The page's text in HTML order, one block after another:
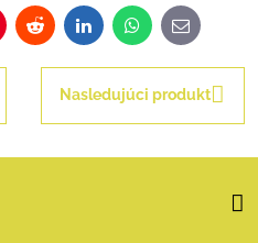
RedditLinkedInWhatsApp
E-
mail
Nasledujúci produkt